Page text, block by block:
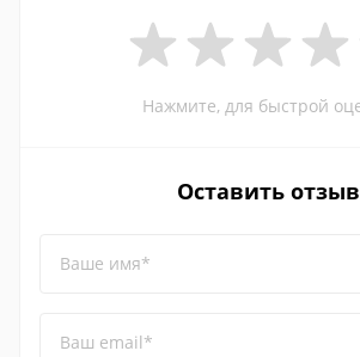
Нажмите, для быстрой
Оставить отзыв
Ваше имя*
Ваш email*